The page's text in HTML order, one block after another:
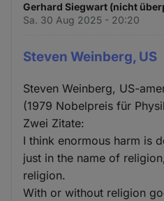
Gerhard Siegwart (nicht
Sa. 30 Aug 2025 - 20:20
Steven Weinberg, US
Steven Weinberg, US-
(1979 Nobelpreis für
Zwei Zitate:
I think enormous harm is
just in the name of
religion.
With or without religion